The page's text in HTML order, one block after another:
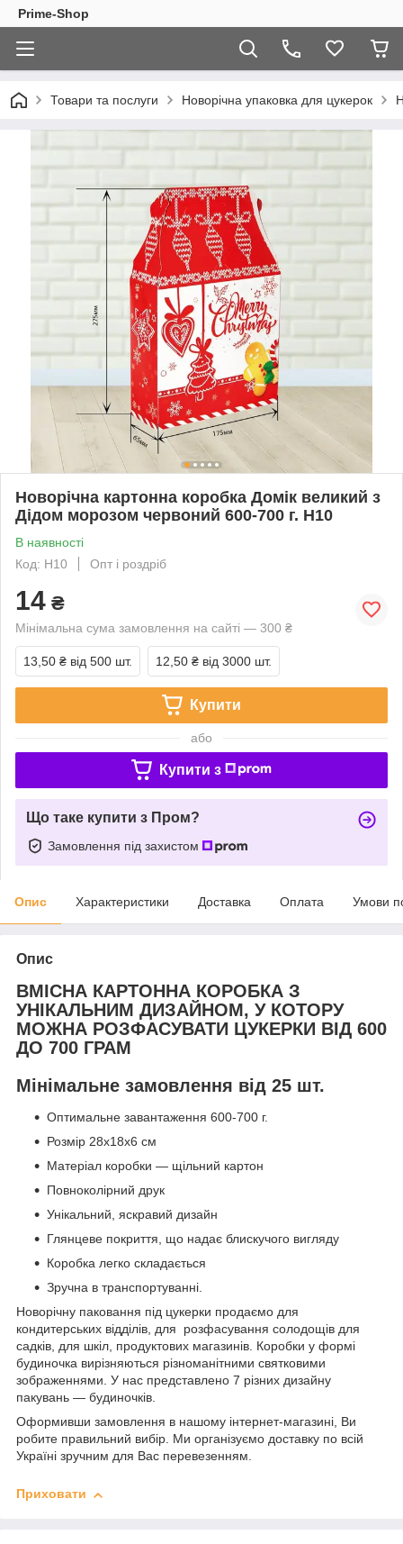
Prime-Shop
Товари та послуги Новорічна упаковка для цукерок
Новорічна картонна коробка Домік великий з
Дідом морозом червоний 600-700 г. Н10
В наявності
Код: Н10
Опт і роздріб
14 ₴
Мінімальна сума замовлення на сайті — 300 ₴
13,50 ₴ від 500 шт. 12,50 ₴ від 3000 шт.
Купити
або
Купити з
Що таке купити з Пром?
Замовлення під захистом
Опис Характеристики Доставка Оплата Умови
Опис
ВМІСНА КАРТОННА КОРОБКА З
УНІКАЛЬНИМ ДИЗАЙНОМ, У КОТОРУ
МОЖНА РОЗФАСУВАТИ ЦУКЕРКИ ВІД 600
ДО 700 ГРАМ
Мінімальне замовлення від 25 шт.
Оптимальне завантаження 600-700 г.
Розмір 28x18x6 см
Матеріал коробки — щільний картон
Повноколірний друк
Унікальний, яскравий дизайн
Глянцеве покриття, що надає блискучого вигляду
Коробка легко складається
Зручна в транспортуванні.
Новорічну паковання під цукерки продаємо для
кондитерських відділів, для розфасування солодощів для
садків, для шкіл, продуктових магазинів. Коробки у формі
будиночка вирізняються різноманітними святковими
зображеннями. У нас представлено 7 різних дизайну
пакувань — будиночків.
Оформивши замовлення в нашому інтернет-магазині, Ви
робите правильний вибір. Ми організуємо доставку по всій
Україні зручним для Вас перевезенням.
Приховати